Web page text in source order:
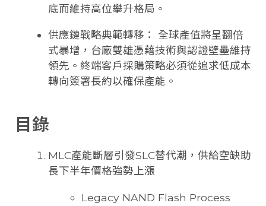
底而維持高位攀升格局。
供應鏈戰略典範轉移： 全球產值將呈翻倍
式暴增，台廠雙雄憑藉技術與認證壁壘維持
領先。終端客戶採購策略必須從追求低成本
轉向簽署長約以確保產能。
目錄
MLC產能斷層引發SLC替代潮，供給空缺助
長下半年價格強勢上漲
Legacy NAND Flash Process